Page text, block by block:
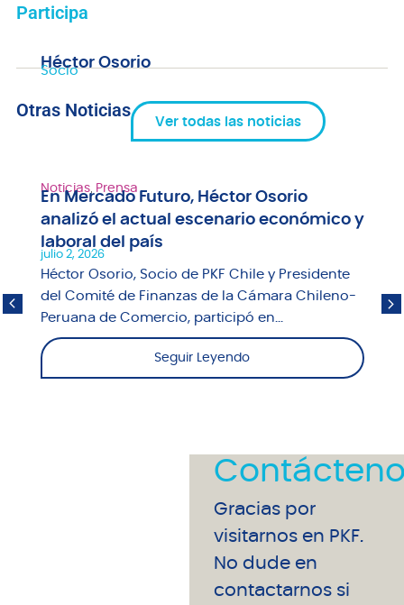
Participa
Héctor Osorio
Socio
Otras Noticias
Ver todas las noticias
Noticias, Prensa
En Mercado Futuro, Héctor Osorio
analizó el actual escenario económico y
laboral del país
julio 2, 2026
Héctor Osorio, Socio de PKF Chile y Presidente
del Comité de Finanzas de la Cámara Chileno-
Peruana de Comercio, participó en...
Seguir Leyendo
Gracias por
visitarnos en PKF.
No dude en
contactarnos si